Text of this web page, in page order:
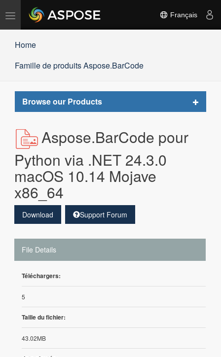
Basculer
Français
Home
Famille de produits Aspose.BarCode
Browse our Products
Toggle
Aspose.BarCode pour
Python via .NET 24.3.0
macOS 10.14 Mojave
x86_64
Download Support Forum
File Details
Téléchargers:
5
Taille du fichier:
43.02MB